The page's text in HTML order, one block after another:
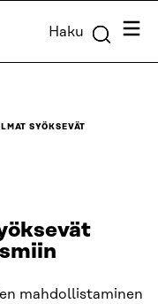
Haku
SYÖKSEVÄT
mahdollistaminen